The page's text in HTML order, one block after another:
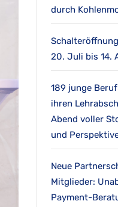
durch
20. Juli bis 14.
189 junge
ihren
Abend voller
und
Neue
Mitglieder:
Payment-